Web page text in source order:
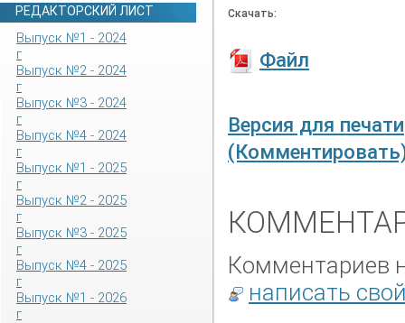
РЕДАКТОРСКИЙ ЛИСТ
Выпуск №1 - 2024
г
Выпуск №2 - 2024
г
Выпуск №3 - 2024
г
Выпуск №4 - 2024
г
Выпуск №1 - 2025
г
Выпуск №2 - 2025
г
Выпуск №3 - 2025
г
Выпуск №4 - 2025
г
Выпуск №1 - 2026
г
Скачать:
Файл
Версия для печати
Комментариев
написать